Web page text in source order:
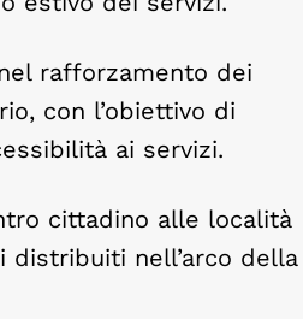
rafforzamento dei
con l’obiettivo di
ai servizi.
cittadino alle località
distribuiti nell’arco della